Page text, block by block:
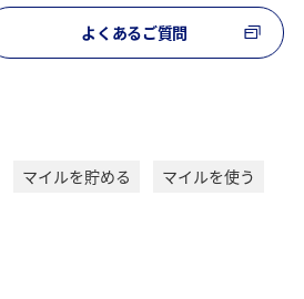
よくあるご質問
マイルを貯める
マイルを使う